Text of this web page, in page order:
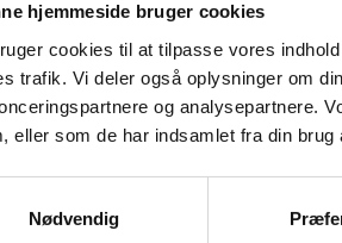
hjemmeside bruger cookies
cookies til at tilpasse vores
trafik. Vi deler også oplysninger om
og analysepartnere.
eller som de har indsamlet fra din brug
Nødvendig
Tilmeld dig vores nyhedsbrev og modtag